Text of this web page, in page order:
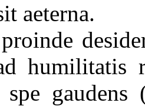
aeterna.
humilitatis
spe